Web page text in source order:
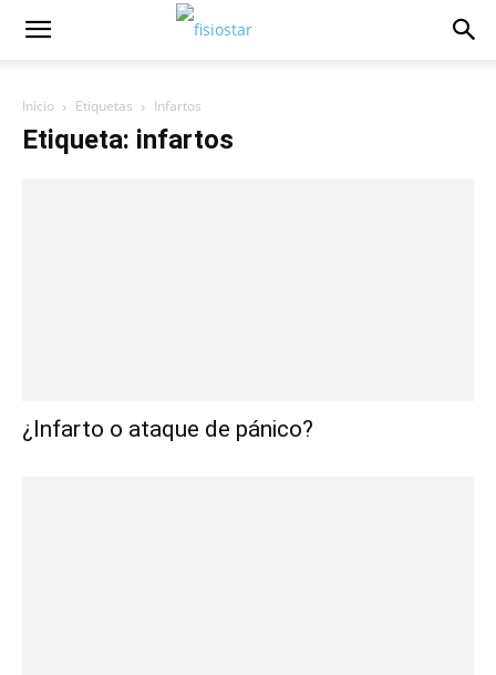
Inicio Etiquetas Infartos
Etiqueta: infartos
¿Infarto o ataque de pánico?